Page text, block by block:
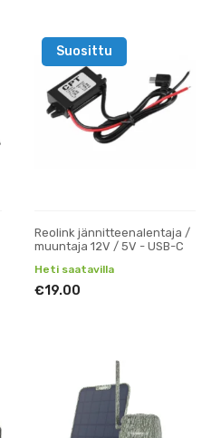
Suosittu
Reolink jännitteenalentaja /
muuntaja 12V / 5V - USB-C
Heti saatavilla
€19.00